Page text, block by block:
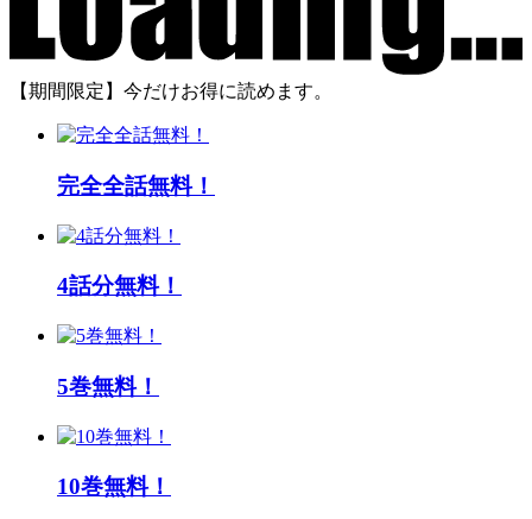
【期間限定】今だけお得に読めます。
完全全話無料！
4話分無料！
5巻無料！
10巻無料！